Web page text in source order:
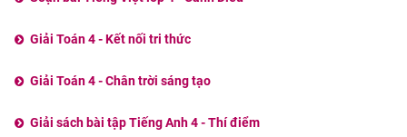
Giải Toán 4 - Kết nối tri thức
Giải Toán 4 - Chân trời sáng tạo
Giải sách bài tập Tiếng Anh 4 - Thí điểm